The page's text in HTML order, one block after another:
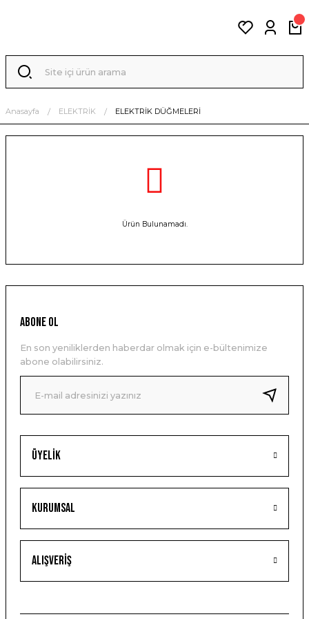
Anasayfa ELEKTRİK ELEKTRİK DÜĞMELERİ
Ürün Bulunamadı.
Üyelik
Kurumsal
Alışveriş
ABONE OL
En son yeniliklerden haberdar olmak için e-bültenimize
abone olabilirsiniz.